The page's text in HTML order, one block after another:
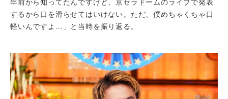
年前から知ってたんですけど、京セラドームのライブで発表
するから口を滑らせてはいけない。ただ、僕めちゃくちゃ口
軽いんですよ…」と当時を振り返る。